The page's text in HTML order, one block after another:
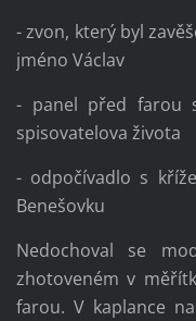
- zvon, který byl
jméno Václav
- panel před farou
spisovatelova života
- odpočívadlo s
Benešovku
Nedochoval se
zhotoveném v
farou. V kaplance